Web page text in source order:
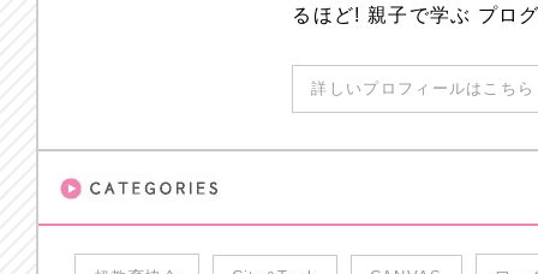
るほど! 親子で学ぶ プロ
詳しいプロフィールはこち